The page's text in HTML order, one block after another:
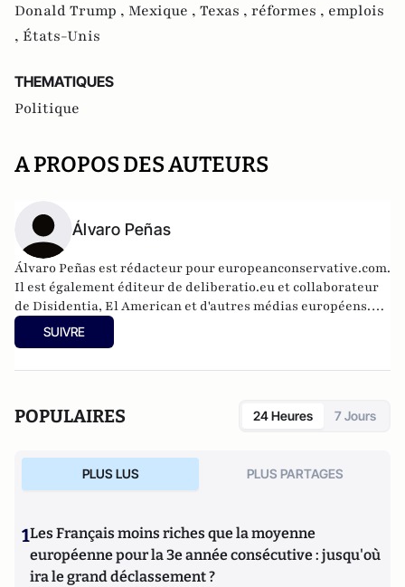
Donald Trump , Mexique , Texas , réformes , emplois
, États-Unis
THEMATIQUES
Politique
A PROPOS DES AUTEURS
Álvaro Peñas
Álvaro Peñas est rédacteur pour europeanconservative.com.
Il est également éditeur de deliberatio.eu et collaborateur
de Disidentia, El American et d'autres médias européens.
Analyste international spécialisé en Europe de l'Est pour la
chaîne de télévision 7NN, il est aussi auteur chez SND
SUIVRE
POPULAIRES 24 Heures 7 Jours
PLUS LUS PLUS PARTAGES
1Les Français moins riches que la moyenne
européenne pour la 3e année consécutive : jusqu'où
ira le grand déclassement ?